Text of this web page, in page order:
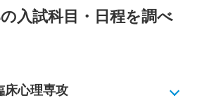
入試科目・日程を調べ
床心理専攻